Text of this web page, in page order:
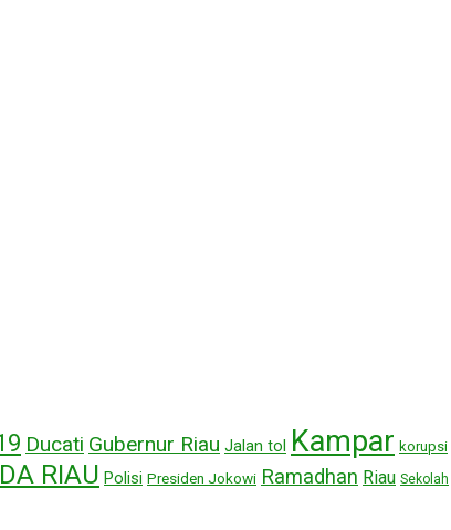
Ducati Gubernur Riau Jalan tol Kampar korupsi
RIAU Polisi Presiden Jokowi Ramadhan Riau Sekolah